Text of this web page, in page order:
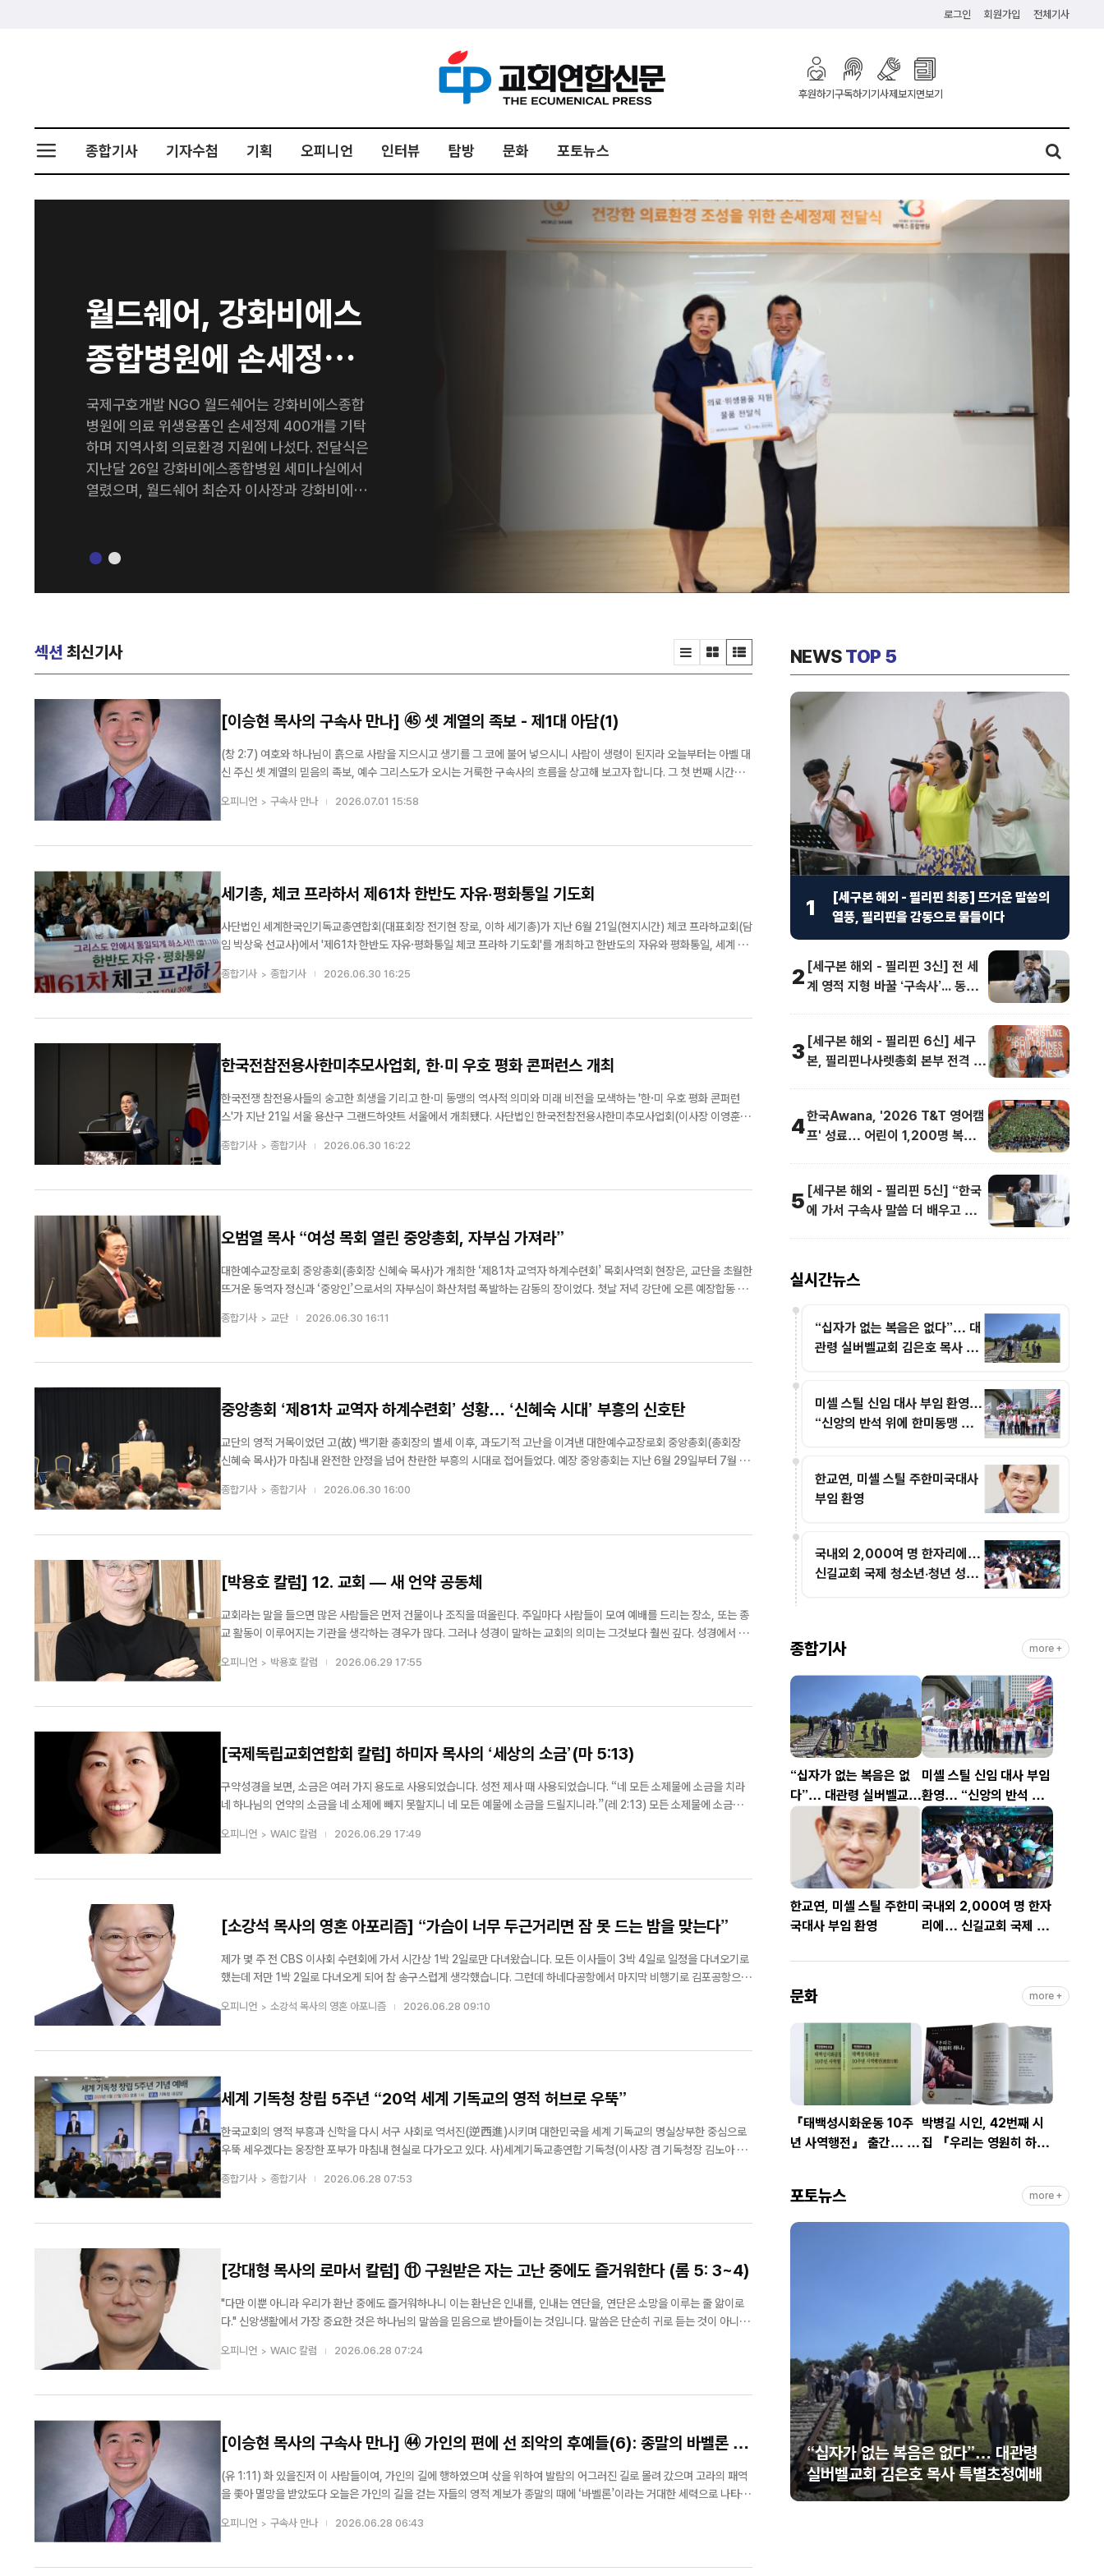
로그인 회원가입 전체기사
후원하기 구독하기기사제보지면보기
종합기사 기자수첩 기획 오피니언 인터뷰 탐방 문화 포토뉴스
월드쉐어, 강화비에스
종합병원에 손세정제
400개 기탁
국제구호개발 NGO 월드쉐어는 강화비에스종합
병원에 의료 위생용품인 손세정제 400개를 기탁
하며 지역사회 의료환경 지원에 나섰다. 전달식은
지난달 26일 강화비에스종합병원 세미나실에서
열렸으며, 월드쉐어 최순자 이사장과 강화비에스
료진과 내원 환자들의 감염 예방 및 위생관리를 위
로 지역사회를 위한 다양한 사회공헌 활동을 지속
모두에게 큰 도움을 주신 월드쉐어에 감사드린다.
번 기탁이 병원 위생 관리에 실질적인 도움이 될
것으로 기대한다”고 말했다. 한편 월드쉐어는 전
세계 20여 개국에서 그룹홈, 해외아동결연, 교...
섹션 최신기사
[이승현 목사의 구속사 만나] ㊺ 셋 계열의 족보 - 제1대 아담(1)
(창 2:7) 여호와 하나님이 흙으로 사람을 지으시고 생기를 그 코에 불어 넣으시니 사람이 생령이 된지라 오늘부터는 아벨 대
신 주신 셋 계열의 믿음의 족보, 예수 그리스도가 오시는 거룩한 구속사의 흐름을 상고해 보고자 합니다. 그 첫 번째 시간으
원과 창조의 비밀 ‘아담’이라는 ...
오피니언 구속사 만나 2026.07.01 15:58
세기총, 체코 프라하서 제61차 한반도 자유·평화통일 기도회
사단법인 세계한국인기독교총연합회(대표회장 전기현 장로, 이하 세기총)가 지난 6월 21일(현지시간) 체코 프라하교회(담
임 박상욱 선교사)에서 '제61차 한반도 자유·평화통일 체코 프라하 기도회'를 개최하고 한반도의 자유와 평화통일, 세계 평
화를 위해 한마음으로 기도했다. 2014년 백두산에서 첫 기도회를 시작한 세기총은 지금까지 세계 각국을 순회하며 한반도
자유·평화통일을 위한 기도운동을 이...
종합기사 종합기사 2026.06.30 16:25
한국전참전용사한미추모사업회, 한·미 우호 평화 콘퍼런스 개최
한국전쟁 참전용사들의 숭고한 희생을 기리고 한·미 동맹의 역사적 의미와 미래 비전을 모색하는 '한·미 우호 평화 콘퍼런
스'가 지난 21일 서울 용산구 그랜드하얏트 서울에서 개최됐다. 사단법인 한국전참전용사한미추모사업회(이사장 이영훈 목
사)가 주최한 이번 행사는 한국전 참전용사들의 희생정신을 기억하고 자유민주주의와 평화, 한·미 우호 증진의 가치를 다음
세대에 계승하기 위해 마련됐다. ...
종합기사 종합기사 2026.06.30 16:22
오범열 목사 “여성 목회 열린 중앙총회, 자부심 가져라”
대한예수교장로회 중앙총회(총회장 신혜숙 목사)가 개최한 ‘제81차 교역자 하계수련회’ 목회사역회 현장은, 교단을 초월한
뜨거운 동역자 정신과 ‘중앙인’으로서의 자부심이 화산처럼 폭발하는 감동의 장이었다. 첫날 저녁 강단에 오른 예장합동 총
씀을 선포했다. 오 목사는 특유의 위트와 목...
종합기사 교단 2026.06.30 16:11
중앙총회 ‘제81차 교역자 하계수련회’ 성황… ‘신혜숙 시대’ 부흥의 신호탄
교단의 영적 거목이었던 고(故) 백기환 총회장의 별세 이후, 과도기적 고난을 이겨낸 대한예수교장로회 중앙총회(총회장
신혜숙 목사)가 마침내 완전한 안정을 넘어 찬란한 부흥의 시대로 접어들었다. 예장 중앙총회는 지난 6월 29일부터 7월 1
일까지 사흘간 충남 대천 한화리조트 파로스에서 ‘제81차 교역자 하계수련회’를 개최했다. 매년 두 차례 열리며 교단의 정
체성을 확립하고 ‘중앙인’으로서의 자...
종합기사 종합기사 2026.06.30 16:00
[박용호 칼럼] 12. 교회 — 새 언약 공동체
교회라는 말을 들으면 많은 사람들은 먼저 건물이나 조직을 떠올린다. 주일마다 사람들이 모여 예배를 드리는 장소, 또는 종
교 활동이 이루어지는 기관을 생각하는 경우가 많다. 그러나 성경이 말하는 교회의 의미는 그것보다 훨씬 깊다. 성경에서 교
교회도 바로 이러한 의미였다. 예수님은 "내...
오피니언 박용호 칼럼 2026.06.29 17:55
[국제독립교회연합회 칼럼] 하미자 목사의 ‘세상의 소금’(마 5:13)
구약성경을 보면, 소금은 여러 가지 용도로 사용되었습니다. 성전 제사 때 사용되었습니다. “네 모든 소제물에 소금을 치라
네 하나님의 언약의 소금을 네 소제에 빼지 못할지니 네 모든 예물에 소금을 드릴지니라.”(레 2:13) 모든 소제물에 소금을
여호와께 거제로 드리는 모든 생물...
오피니언 WAIC 칼럼 2026.06.29 17:49
[소강석 목사의 영혼 아포리즘] “가슴이 너무 두근거리면 잠 못 드는 밤을 맞는다”
제가 몇 주 전 CBS 이사회 수련회에 가서 시간상 1박 2일로만 다녀왔습니다. 모든 이사들이 3박 4일로 일정을 다녀오기로
했는데 저만 1박 2일로 다녀오게 되어 참 송구스럽게 생각했습니다. 그런데 하네다공항에서 마지막 비행기로 김포공항으로
천연 온천탕이 있다는 것입니다. 거기서 온천을...
오피니언 소강석 목사의 영혼 아포니즘 2026.06.28 09:10
세계 기독청 창립 5주년 “20억 세계 기독교의 영적 허브로 우뚝”
한국교회의 영적 부흥과 신학을 다시 서구 사회로 역서진(逆西進)시키며 대한민국을 세계 기독교의 명실상부한 중심으로
우뚝 세우겠다는 웅장한 포부가 마침내 현실로 다가오고 있다. 사)세계기독교총연합 기독청(이사장 겸 기독청장 김노아 목
사)이 창립 5주년을 맞아 지난 6월 27일, 강원도 홍천 기독청 본부 대성전에서 기념예배를 거행했다. 세계를 향한 꿈과 비
전을 담은 이날 예배는 뜨거운 감격과...
종합기사 종합기사 2026.06.28 07:53
[강대형 목사의 로마서 칼럼] ⑪ 구원받은 자는 고난 중에도 즐거워한다 (롬 5: 3~4)
"다만 이뿐 아니라 우리가 환난 중에도 즐거워하나니 이는 환난은 인내를, 인내는 연단을, 연단은 소망을 이루는 줄 앎이로
다." 신앙생활에서 가장 중요한 것은 하나님의 말씀을 믿음으로 받아들이는 것입니다. 말씀은 단순히 귀로 듣는 것이 아니라
아무리 귀한 말...
오피니언 WAIC 칼럼 2026.06.28 07:24
[이승현 목사의 구속사 만나] ㊹ 가인의 편에 선 죄악의 후예들(6): 종말의 바벨론 세
력과 최절정기의 심판
(유 1:11) 화 있을진저 이 사람들이여, 가인의 길에 행하였으며 삯을 위하여 발람의 어그러진 길로 몰려 갔으며 고라의 패역
을 좇아 멸망을 받았도다 오늘은 가인의 길을 걷는 자들의 영적 계보가 종말의 때에 ‘바벨론’이라는 거대한 세력으로 나타남
인 계보 가인의 불신앙에...
오피니언 구속사 만나 2026.06.28 06:43
NEWSTOP 5
1
[세구본 해외 - 필리핀 최종] 뜨거운 말씀의
열풍, 필리핀을 감동으로 물들이다
2 [세구본 해외 - 필리핀 3신] 전 세
계 영적 지형 바꿀 ‘구속사’... 동남
3 [세구본 해외 - 필리핀 6신] 세구
본, 필리핀나사렛총회 본부 전격 방
4한국Awana, '2026 T&T 영어캠
프' 성료… 어린이 1,200명 복음과
5 [세구본 해외 - 필리핀 5신] “한국
에 가서 구속사 말씀 더 배우고 싶어
실시간뉴스
“십자가 없는 복음은 없다”… 대
관령 실버벨교회 김은호 목사 특
미셸 스틸 신임 대사 부임 환영…
“신앙의 반석 위에 한미동맹 새
한교연, 미셸 스틸 주한미국대사
부임 환영
국내외 2,000여 명 한자리에…
신길교회 국제 청소년·청년 성령
종합기사 more +
“십자가 없는 복음은 없
다”… 대관령 실버벨교회
김은호 목사 특별초청예
미셸 스틸 신임 대사 부임
환영… “신앙의 반석 위
에 한미동맹 새 도약 기
대”
한교연, 미셸 스틸 주한미
국대사 부임 환영
국내외 2,000여 명 한자
리에… 신길교회 국제 청
성료
문화 more +
『태백성시화운동 10주
년 사역행전』 출간… 교
박병길 시인, 42번째 시
집 『우리는 영원히 하
포토뉴스 more +
국내외 2,000여 명 한자리에… 신길교
회 국제 청소년·청년 성령콘퍼런스 성료
“십자가 없는 복음은 없다”… 대관령
실버벨교회 김은호 목사 특별초청예배
미셸 스틸 신임 대사 부임 환영… “신앙
의 반석 위에 한미동맹 새 도약 기대”